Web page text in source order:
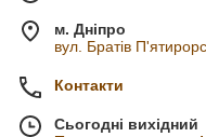
м. Дніпро
вул. Братів
Контакти
Сьогодні вихідний